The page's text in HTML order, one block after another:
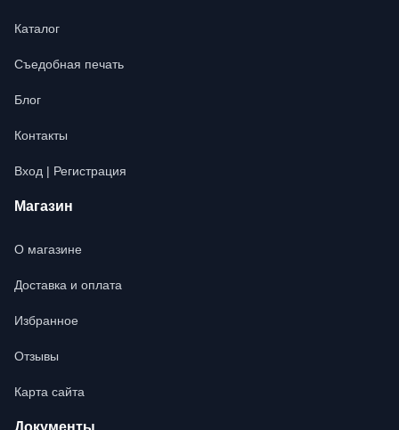
Каталог
Съедобная печать
Блог
Контакты
Вход | Регистрация
Магазин
О магазине
Доставка и оплата
Избранное
Отзывы
Карта сайта
Документы